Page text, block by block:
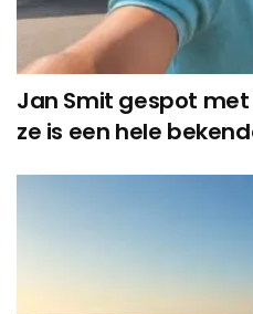
Jan Smit gespot
ze is een hele